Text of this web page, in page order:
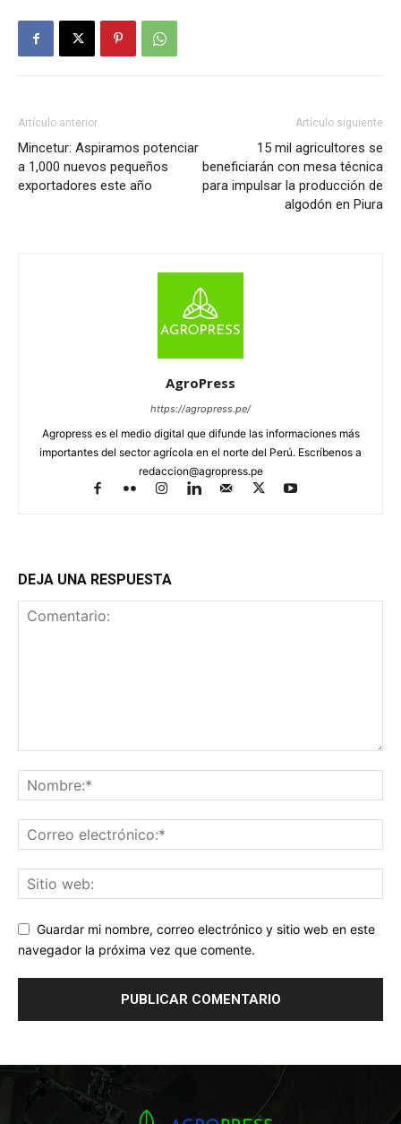
Artículo anterior
Mincetur: Aspiramos potenciar
a 1,000 nuevos pequeños
exportadores este año
Artículo siguiente
15 mil agricultores se
beneficiarán con mesa técnica
para impulsar la producción de
algodón en Piura
AgroPress
https://agropress.pe/
Agropress es el medio digital que difunde las informaciones más
importantes del sector agrícola en el norte del Perú. Escríbenos a
redaccion@agropress.pe
DEJA UNA RESPUESTA
Guardar mi nombre, correo electrónico y sitio web en este
navegador la próxima vez que comente.